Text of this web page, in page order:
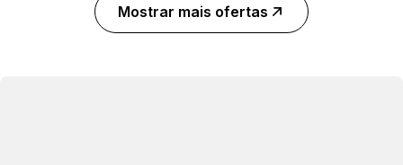
Mostrar mais ofertas